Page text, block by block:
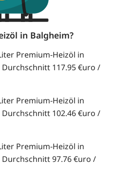
in Balgheim?
Premium-Heizöl in
117.95 €uro /
Premium-Heizöl in
102.46 €uro /
Premium-Heizöl in
97.76 €uro /